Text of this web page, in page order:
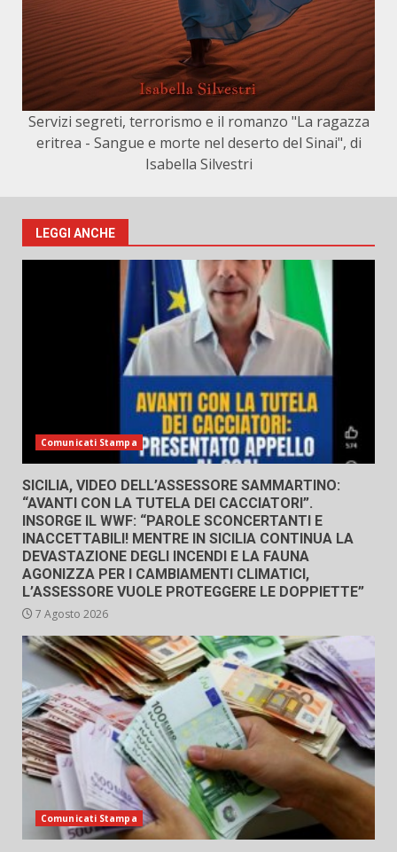
Servizi segreti, terrorismo e il romanzo "La ragazza
eritrea - Sangue e morte nel deserto del Sinai", di
Isabella Silvestri
LEGGI ANCHE
Comunicati Stampa
SICILIA, VIDEO DELL’ASSESSORE SAMMARTINO:
“AVANTI CON LA TUTELA DEI CACCIATORI”.
INSORGE IL WWF: “PAROLE SCONCERTANTI E
INACCETTABILI! MENTRE IN SICILIA CONTINUA LA
DEVASTAZIONE DEGLI INCENDI E LA FAUNA
AGONIZZA PER I CAMBIAMENTI CLIMATICI,
L’ASSESSORE VUOLE PROTEGGERE LE DOPPIETTE”
7 Agosto 2026
Comunicati Stampa